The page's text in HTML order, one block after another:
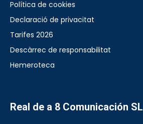
Política de cookies
Declaració de privacitat
Tarifes 2026
Descàrrec de responsabilitat
Hemeroteca
Real de a 8 Comunicación SL